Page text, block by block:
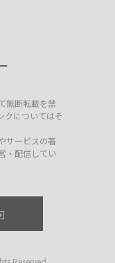
無断転載を禁
クについてはそ
サービスの著
・配信してい